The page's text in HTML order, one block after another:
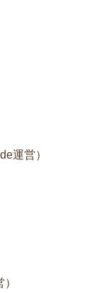
運営）